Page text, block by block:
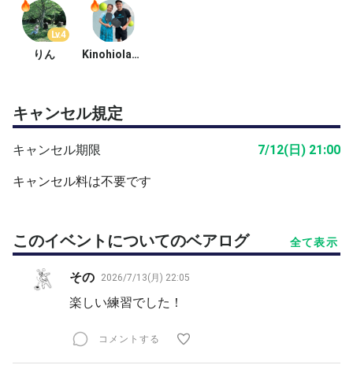
Lv.4
りん Kinohiolaキノヒオラ
キャンセル規定
キャンセル期限 7/12(日) 21:00
キャンセル料は不要です
このイベントについてのベアログ 全て表示
その 2026/7/13(月) 22:05
楽しい練習でした！
コメントする